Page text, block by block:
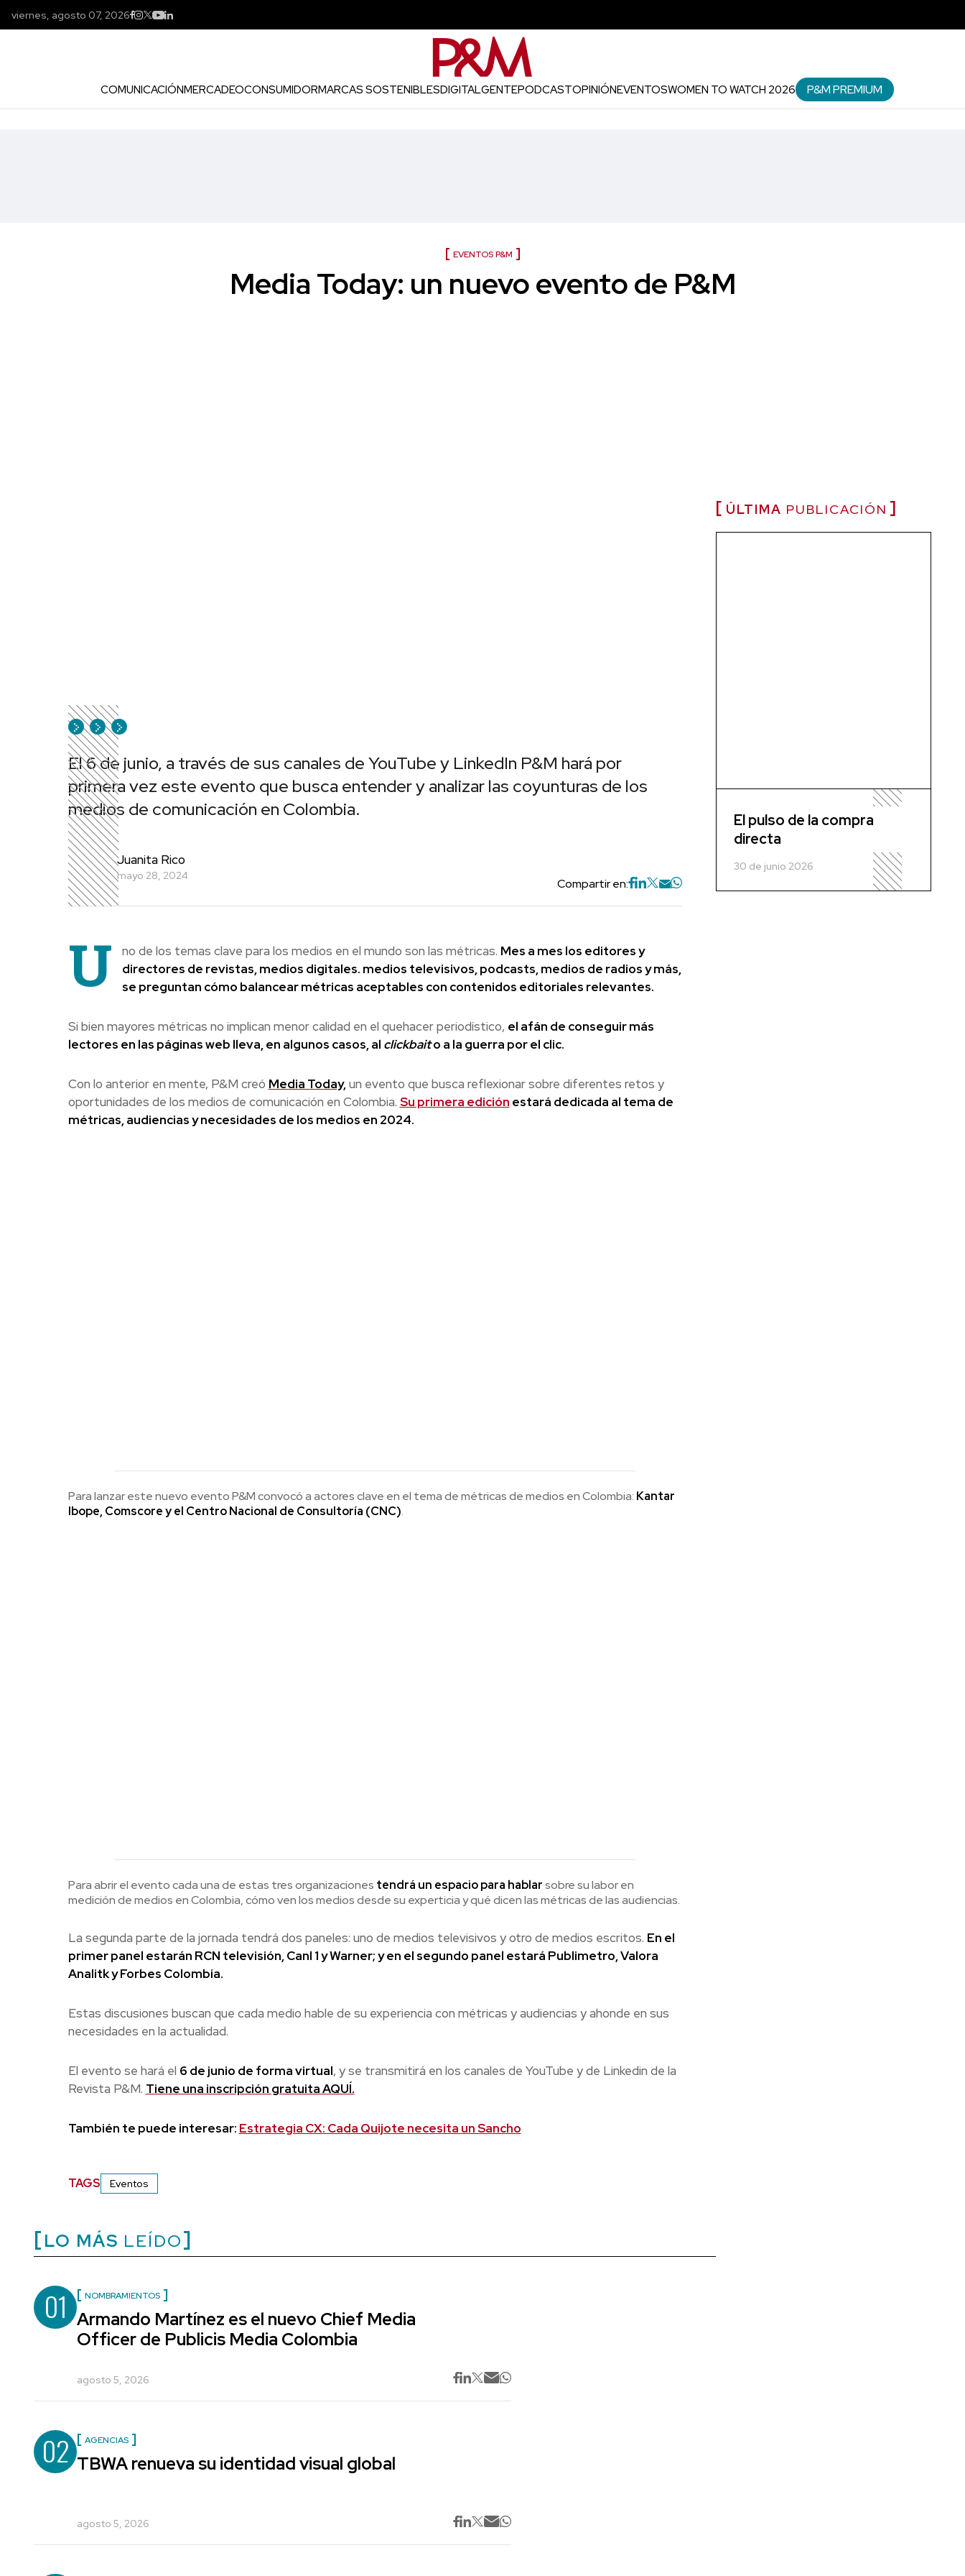
viernes, agosto 07, 2026
COMUNICACIÓNMERCADEOCONSUMIDORMARCAS SOSTENIBLESDIGITALGENTEPODCASTOPINIÓNEVENTOSWOMEN TO WATCH 2026 P&M PREMIUM
EVENTOS P&M
Media Today: un nuevo evento de P&M
El 6 de junio, a través de sus canales de YouTube y LinkedIn P&M hará por
primera vez este evento que busca entender y analizar las coyunturas de los
medios de comunicación en Colombia.
Juanita Rico
mayo 28, 2024
Compartir en:
U no de los temas clave para los medios en el mundo son las métricas. Mes a mes los editores y
directores de revistas, medios digitales. medios televisivos, podcasts, medios de radios y más,
se preguntan cómo balancear métricas aceptables con contenidos editoriales relevantes.
Si bien mayores métricas no implican menor calidad en el quehacer periodístico, el afán de conseguir más
lectores en las páginas web lleva, en algunos casos, al clickbaito a la guerra por el clic.
Con lo anterior en mente, P&M creó Media Today,un evento que busca reflexionar sobre diferentes retos y
oportunidades de los medios de comunicación en Colombia. Su primera edición estará dedicada al tema de
métricas, audiencias y necesidades de los medios en 2024.
Para lanzar este nuevo evento P&M convocó a actores clave en el tema de métricas de medios en Colombia: Kantar
Ibope, Comscore y el Centro Nacional de Consultoría (CNC).
Para abrir el evento cada una de estas tres organizaciones tendrá un espacio para hablarsobre su labor en
medición de medios en Colombia, cómo ven los medios desde su experticia y qué dicen las métricas de las audiencias.
La segunda parte de la jornada tendrá dos paneles: uno de medios televisivos y otro de medios escritos. En el
primer panel estarán RCN televisión, Canl 1 y Warner; y en el segundo panel estará Publimetro, Valora
Analitk y Forbes Colombia.
Estas discusiones buscan que cada medio hable de su experiencia con métricas y audiencias y ahonde en sus
necesidades en la actualidad.
El evento se hará el 6 de junio de forma virtual, y se transmitirá en los canales de YouTube y de Linkedin de la
Revista P&M. Tiene una inscripción gratuita AQUÍ.
También te puede interesar: Estrategia CX: Cada Quijote necesita un Sancho
TAGS Eventos
LO MÁS LEÍDO
01 NOMBRAMIENTOS
Armando Martínez es el nuevo Chief Media
Officer de Publicis Media Colombia
agosto 5, 2026
02 AGENCIAS
TBWA renueva su identidad visual global
agosto 5, 2026
ÚLTIMA PUBLICACIÓN
El pulso de la compra
directa
30 de junio 2026